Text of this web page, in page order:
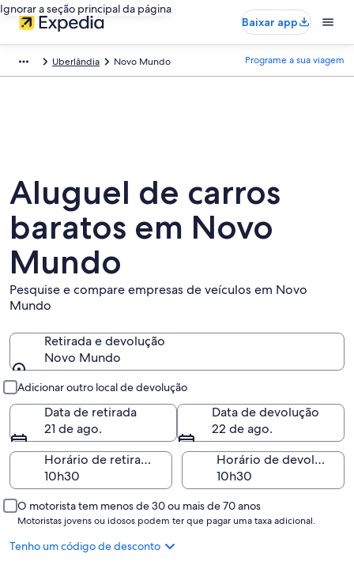
Ignorar a seção principal da página
Baixar app
Uberlândia Novo Mundo Programe a sua viagem
Aluguel de carros
baratos em Novo
Mundo
Pesquise e compare empresas de veículos em Novo
Mundo
Retirada e devolução
Novo Mundo
Adicionar outro local de devolução
Data de retirada
21 de ago.
Data de devolução
22 de ago.
Horário de retirada
Horário de devolução
O motorista tem menos de 30 ou mais de 70 anos
Motoristas jovens ou idosos podem ter que pagar uma taxa adicional.
Tenho um código de desconto